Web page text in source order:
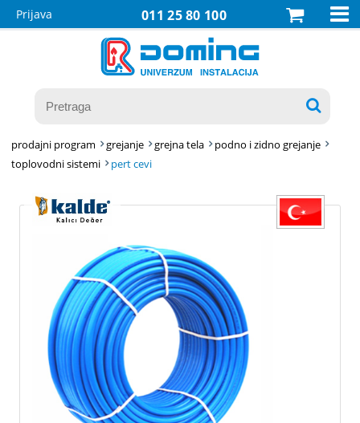
011 25 80 100
Prijava 

prodajni program grejanje grejna tela
podno i zidno grejanje
toplovodni sistemi
pert cevi